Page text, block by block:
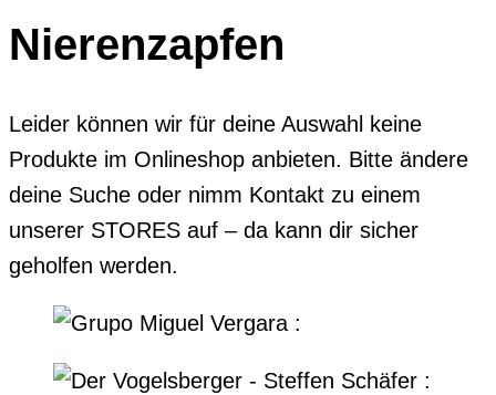
Nierenzapfen
Leider können wir für deine Auswahl keine
Produkte im Onlineshop anbieten. Bitte ändere
deine Suche oder nimm Kontakt zu einem
unserer STORES auf – da kann dir sicher
geholfen werden.